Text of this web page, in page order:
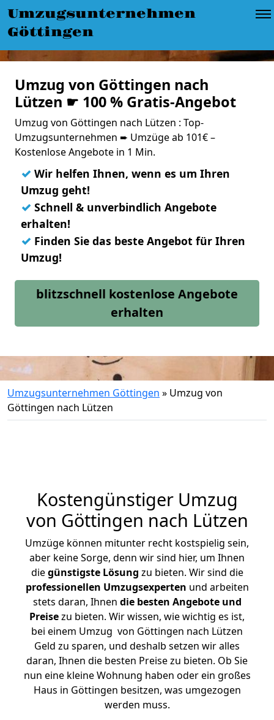
Umzugsunternehmen
Göttingen
Umzug von Göttingen nach
Lützen ☛ 100 % Gratis-Angebot
Umzug von Göttingen nach Lützen : Top-
Umzugsunternehmen ➨ Umzüge ab 101€ –
Kostenlose Angebote in 1 Min.
✓ Wir helfen Ihnen, wenn es um Ihren
Umzug geht!
✓ Schnell & unverbindlich Angebote
erhalten!
✓ Finden Sie das beste Angebot für Ihren
Umzug!
blitzschnell kostenlose Angebote
erhalten
Umzugsunternehmen Göttingen » Umzug von
Göttingen nach Lützen
Kostengünstiger Umzug
von Göttingen nach Lützen
Umzüge können mitunter recht kostspielig sein,
aber keine Sorge, denn wir sind hier, um Ihnen
diegünstigste Lösung zu bieten. Wir sind die
professionellen Umzugsexperten und arbeiten
stets daran, Ihnen die besten Angebote und
Preisezu bieten. Wir wissen, wie wichtig es ist,
bei einem Umzug von Göttingen nach Lützen
Geld zu sparen, und deshalb setzen wir alles
daran, Ihnen die besten Preise zu bieten. Ob Sie
nun eine kleine Wohnung haben oder ein großes
Haus in Göttingen besitzen, was umgezogen
werden muss.